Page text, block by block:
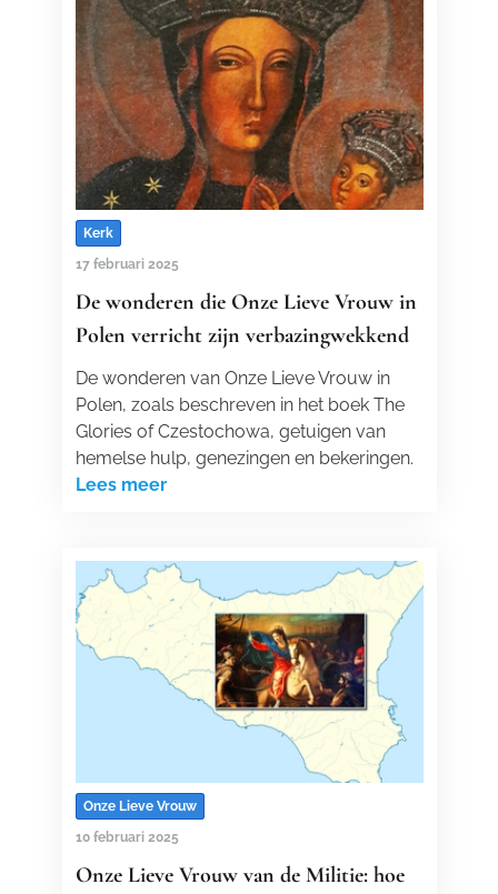
Kerk
17 februari 2025
De wonderen die Onze Lieve Vrouw in
Polen verricht zijn verbazingwekkend
De wonderen van Onze Lieve Vrouw in
Polen, zoals beschreven in het boek The
Glories of Czestochowa, getuigen van
hemelse hulp, genezingen en bekeringen.
Lees meer
Onze Lieve Vrouw
10 februari 2025
Onze Lieve Vrouw van de Militie: hoe